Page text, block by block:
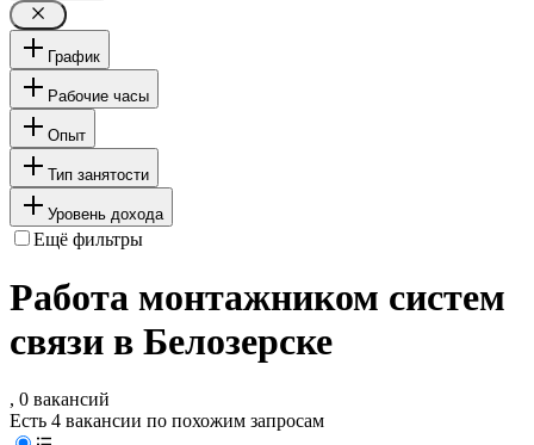
График
Рабочие часы
Опыт
Тип занятости
Уровень дохода
Ещё фильтры
Работа монтажником систем
связи в Белозерске
, 0 вакансий
Есть 4 вакансии по похожим запросам